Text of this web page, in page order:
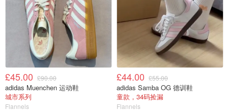
£45.00 £90.00
adidas Muenchen 运动鞋
城市系列
Flannels
£44.00 £55.00
adidas Samba OG 德训鞋
童款，34码捡漏
Flannels